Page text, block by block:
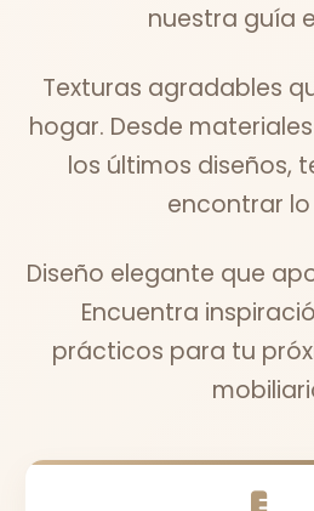
nuestra guía
Texturas agradables
hogar. Desde
los últimos diseños,
encontrar lo
Diseño elegante que
Encuentra
prácticos para tu